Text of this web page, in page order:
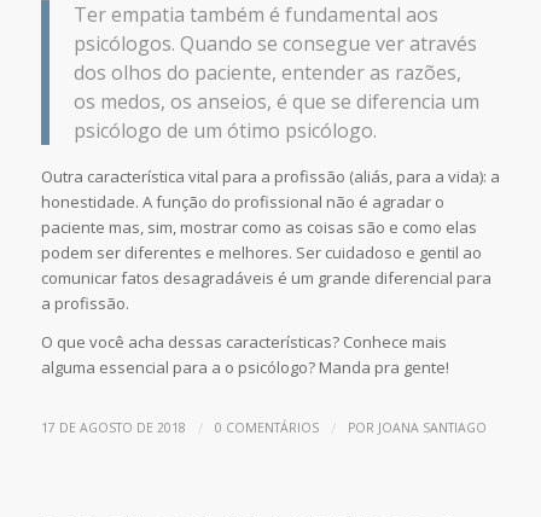
Ter empatia também é fundamental aos
psicólogos. Quando se consegue ver através
dos olhos do paciente, entender as razões,
os medos, os anseios, é que se diferencia um
psicólogo de um ótimo psicólogo.
Outra característica vital para a profissão (aliás, para a vida): a
honestidade. A função do profissional não é agradar o
paciente mas, sim, mostrar como as coisas são e como elas
podem ser diferentes e melhores. Ser cuidadoso e gentil ao
comunicar fatos desagradáveis é um grande diferencial para
a profissão.
O que você acha dessas características? Conhece mais
alguma essencial para a o psicólogo? Manda pra gente!
17 DE AGOSTO DE 2018 / 0 COMENTÁRIOS / POR JOANA SANTIAGO